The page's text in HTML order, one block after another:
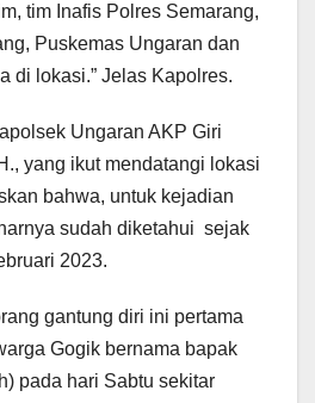
tim Inafis Polres Semarang,
Puskemas Ungaran dan
di lokasi.” Jelas Kapolres.
Ungaran AKP Giri
yang ikut mendatangi lokasi
bahwa, untuk kejadian
sudah diketahui sejak
2023.
gantung diri ini pertama
Gogik bernama bapak
pada hari Sabtu sekitar